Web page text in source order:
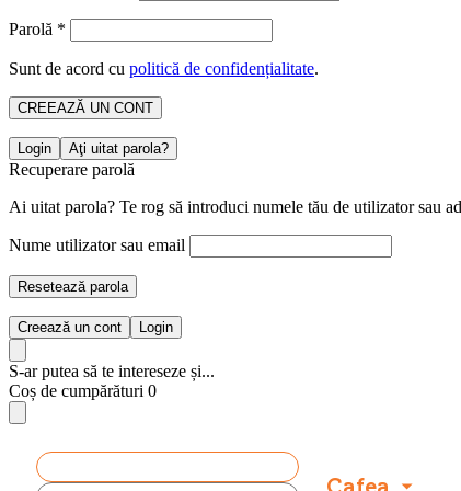
Parolă *
Sunt de acord cu politică de confidențialitate.
CREEAZĂ UN CONT
Login Aţi uitat parola?
Recuperare parolă
Ai uitat parola? Te rog să introduci numele tău de utilizator sau
Nume utilizator sau email
Resetează parola
Creează un cont Login
S-ar putea să te intereseze și...
Coș de cumpărături 0